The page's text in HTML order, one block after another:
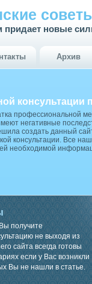
придает новые
Архив
консультации
профессиональной
негативные
создать данный
консультации. Все
необходимой
получите
не выходя из
сайта всегда готовы
если у Вас возникли
Вы не нашли в статье.